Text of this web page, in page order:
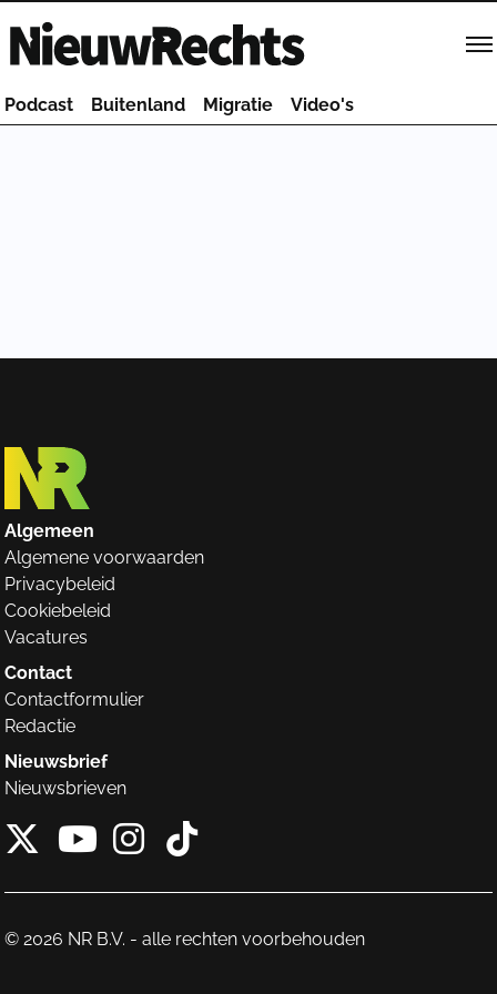
Homepage van NieuwRechts
Podcast Buitenland Migratie Video's
Algemeen
Algemene voorwaarden
Privacybeleid
Cookiebeleid
Vacatures
Contact
Contactformulier
Redactie
Nieuwsbrief
Nieuwsbrieven
X van NieuwRechts
Instagram van
Tiktok van
© 2026 NR B.V. - alle rechten voorbehouden